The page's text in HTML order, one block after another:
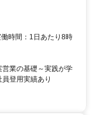
時間：1日あたり8時
の基礎～実践が学
登用実績あり